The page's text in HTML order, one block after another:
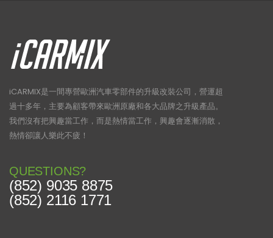
iCARMIX是一間專營歐洲汽車零部件的升級改裝公司，營運超
過十多年，主要為顧客帶來歐洲原廠和各大品牌之升級產品。
我們沒有把興趣當工作，而是熱情當工作，興趣會逐漸消散，
熱情卻讓人樂此不疲！
QUESTIONS?
(852) 9035 8875
(852) 2116 1771